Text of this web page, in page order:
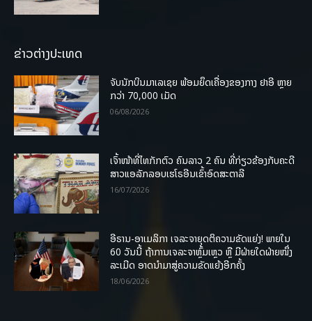
ຂ່າວຕ່າງປະເທດ
ຈັບນັກບິນມາເລເຊຍ ພ້ອມຍຶດເຄື່ອງຂອງກາງ ຢາອີ ຫຼາຍ
ກວ່າ 70,000 ເມັດ
06/08/2026
ເຈົ້າໜ້າທີ່ໄທກັກຕົວ ຄົນລາວ 2 ຄົນ ທີ່ກ່ຽວຂ້ອງກັບຄະດີ
ສາວແອລັກລອບເຮໂຣອີນເຂົ້າອົດສະຕາລີ
16/07/2026
ອີຣານ-ອາເມລິກາ ເຈລະຈາຍຸດຕິຄວາມຂັດແຍ່ງ! ພາຍໃນ
60 ວັນນີ້ ຖ້າການເຈລະຈາຫຼົ້ມເຫຼວ ຫຼື ມີຝ່າຍໃດຝ່າຍໜຶ່ງ
ລະເມີດ ອາດນໍາມາສູ່ຄວາມຂັດແຍ້ງອີກຄັ້ງ
18/06/2026